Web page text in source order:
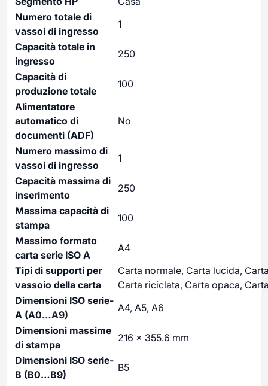
Numero totale di
vassoi di ingresso
1
Capacità totale in
ingresso
250
Capacità di
produzione totale
100
Alimentatore
automatico di
documenti (ADF)
No
Numero massimo di
vassoi di ingresso
1
Capacità massima di
inserimento
250
Massima capacità di
stampa
100
Massimo formato
carta serie ISO A
A4
Tipi di supporti per
vassoio della carta
Carta normale, Carta lucida,
Carta riciclata, Carta opaca,
Dimensioni ISO serie-
A (A0…A9)
A4, A5, A6
Dimensioni massime
di stampa
216 x 355.6 mm
Dimensioni ISO serie-
B (B0…B9)
B5